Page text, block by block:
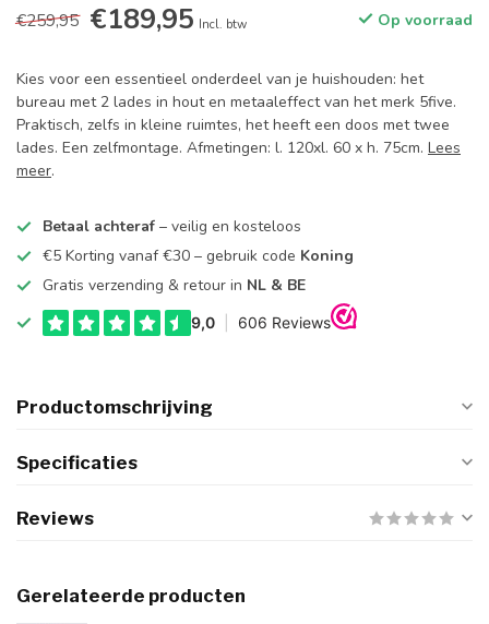
€259,95 €189,95 Incl. btw Op voorraad
Kies voor een essentieel onderdeel van je huishouden: het
bureau met 2 lades in hout en metaaleffect van het merk 5five.
Praktisch, zelfs in kleine ruimtes, het heeft een doos met twee
lades. Een zelfmontage. Afmetingen: l. 120xl. 60 x h. 75cm. Lees
meer.
Betaal achteraf – veilig en kosteloos
€5 Korting vanaf €30 – gebruik code Koning
Gratis verzending & retour in NL & BE
Productomschrijving
Specificaties
Reviews
Gerelateerde producten